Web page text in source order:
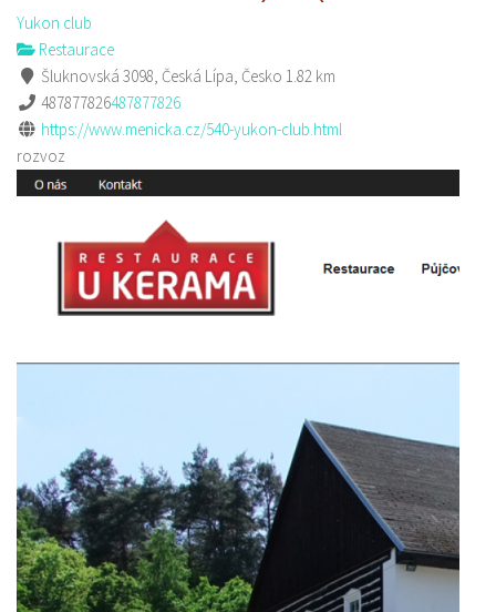
Yukon club
Restaurace
Šluknovská 3098, Česká Lípa, Česko 1.82 km
487877826487877826
https://www.menicka.cz/540-yukon-club.html
rozvoz